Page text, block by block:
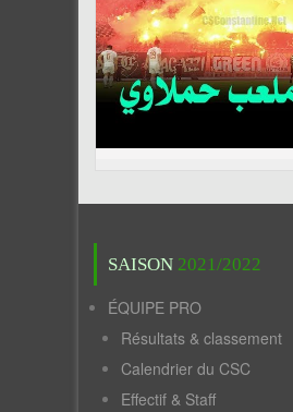
SAISON 2021/2022
ÉQUIPE PRO
Résultats & classement
Calendrier du CSC
Effectif & Staff